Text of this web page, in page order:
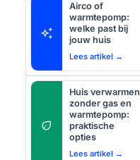
auto_awesome
Airco of
warmtepomp:
welke past bij
jouw huis
Lees artikel →
eco
Huis verwarmen
zonder gas en
warmtepomp:
praktische
opties
Lees artikel →